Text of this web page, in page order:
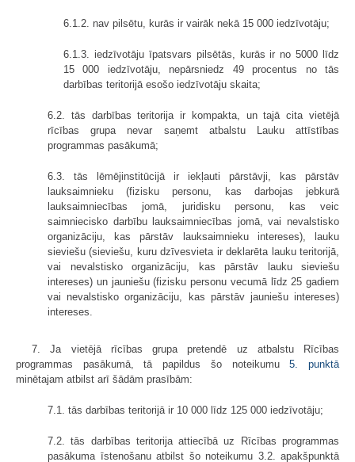
6.1.2. nav pilsētu, kurās ir vairāk nekā 15 000 iedzīvotāju;
6.1.3. iedzīvotāju īpatsvars pilsētās, kurās ir no 5000 līdz
15 000 iedzīvotāju, nepārsniedz 49 procentus no tās
darbības teritorijā esošo iedzīvotāju skaita;
6.2. tās darbības teritorija ir kompakta, un tajā cita vietējā
rīcības grupa nevar saņemt atbalstu Lauku attīstības
programmas pasākumā;
6.3. tās lēmējinstitūcijā ir iekļauti pārstāvji, kas pārstāv
lauksaimnieku (fizisku personu, kas darbojas jebkurā
lauksaimniecības jomā, juridisku personu, kas veic
saimniecisko darbību lauksaimniecības jomā, vai nevalstisko
organizāciju, kas pārstāv lauksaimnieku intereses), lauku
sieviešu (sieviešu, kuru dzīvesvieta ir deklarēta lauku teritorijā,
vai nevalstisko organizāciju, kas pārstāv lauku sieviešu
intereses) un jauniešu (fizisku personu vecumā līdz 25 gadiem
vai nevalstisko organizāciju, kas pārstāv jauniešu intereses)
intereses.
7. Ja vietējā rīcības grupa pretendē uz atbalstu Rīcības
programmas pasākumā, tā papildus šo noteikumu5. punktā
minētajam atbilst arī šādām prasībām:
7.1. tās darbības teritorijā ir 10 000 līdz 125 000 iedzīvotāju;
7.2. tās darbības teritorija attiecībā uz Rīcības programmas
pasākuma īstenošanu atbilst šo noteikumu 3.2. apakšpunktā